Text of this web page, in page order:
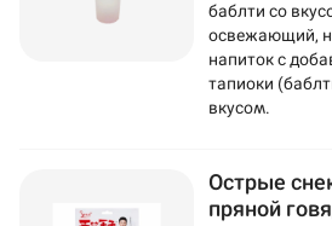
баблти со
освежающий,
напиток с
тапиоки
вкусом.
Острые
пряной